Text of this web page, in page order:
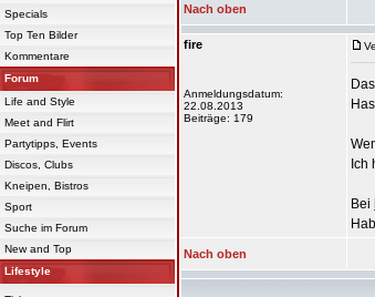
Specials
Top Ten Bilder
Kommentare
Forum
Life and Style
Meet and Flirt
Partytipps, Events
Discos, Clubs
Kneipen, Bistros
Sport
Suche im Forum
New and Top
Lifestyle
Nach oben
fire
Anmeldungsdatum:
22.08.2013
Beiträge: 179
Ich
Bei
Nach oben